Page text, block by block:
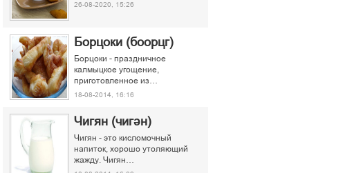
26-08-2020, 15:26
Борцоки (боорцг)
Борцоки - праздничное
калмыцкое угощение,
приготовленное из…
18-08-2014, 16:16
Чигян (чигән)
Чигян - это кисломочный
напиток, хорошо утоляющий
жажду. Чигян…